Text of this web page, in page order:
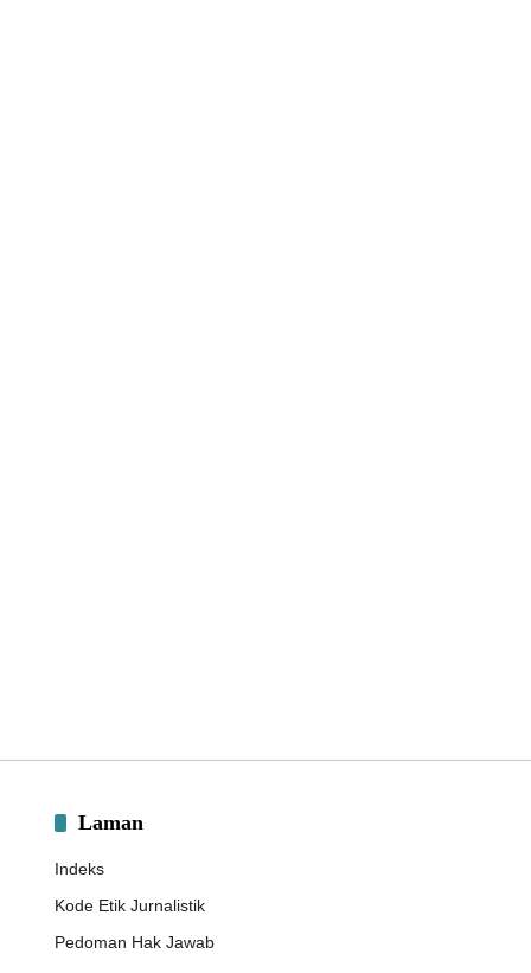
Laman
Indeks
Kode Etik Jurnalistik
Pedoman Hak Jawab